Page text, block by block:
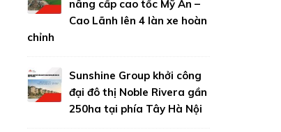
nâng cấp cao tốc Mỹ An –
Cao Lãnh lên 4 làn xe hoàn
chỉnh
Sunshine Group khởi công
đại đô thị Noble Rivera gần
250ha tại phía Tây Hà Nội